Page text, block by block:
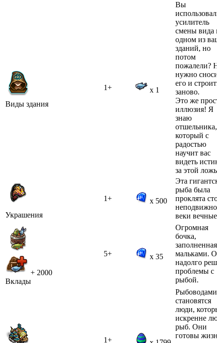
Виды здания
1+ x 1
Вы
усилитель
смены вида
одном из
зданий, но
потом
пожалели?
нужно
его и
заново.
Это же
иллюзия! Я
знаю
отшельника,
который с
радостью
научит вас
видеть
за этой
Украшения
1+ x 500
Эта
рыба была
проклята
веки
+ 2000
Вклады
5+ x 35
Огромная
бочка,
заполненная
мальками.
надолго
проблемы с
рыбой.
1+
Рыбоводами
становятся
люди,
искренне
рыб. Они
готовы